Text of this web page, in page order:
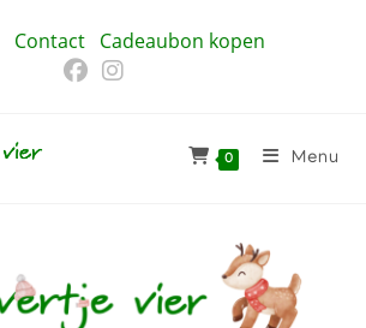
Contact Cadeaubon kopen
0 Menu